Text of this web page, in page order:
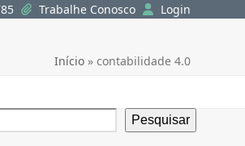
Trabalhe Conosco Login
Início» contabilidade 4.0
Pesquisar